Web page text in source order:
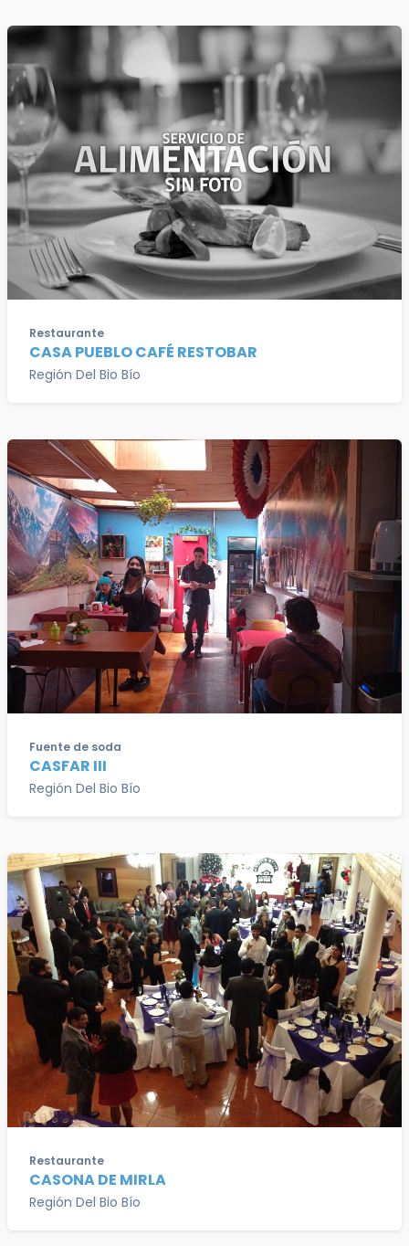
Restaurante
CASA PUEBLO CAFÉ RESTOBAR
Región Del Bio Bío
Fuente de soda
CASFAR III
Región Del Bio Bío
Restaurante
CASONA DE MIRLA
Región Del Bio Bío